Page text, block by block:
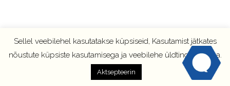
Sellel veebilehel kasutatakse küpsiseid, Kasutamist jätkates
nõustute küpsiste kasutamisega ja veebilehe üldtingimustega.
Aktsepteerin